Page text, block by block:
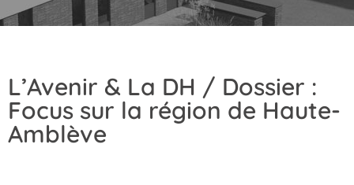
L’Avenir & La DH / Dossier :
Focus sur la région de Haute-
Amblève